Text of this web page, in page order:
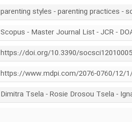
parenting styles - parenting practices -
Scopus - Master Journal List - JCR -
https://doi.org/10.3390/socsci12010005
https://www.mdpi.com/2076-0760/12/
Dimitra Tsela - Rosie Drosou Tsela -